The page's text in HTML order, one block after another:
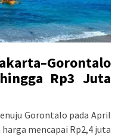
Rp3 Juta
Gorontalo pada April
mencapai Rp2,4 juta